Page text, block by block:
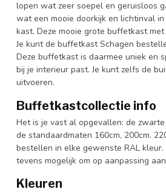
lopen wat zeer soepel en geruisloos
wat een mooie doorkijk en lichtinval
kast. Deze mooie grote buffetkast
Je kunt de buffetkast Schagen
Deze buffetkast is daarmee uniek en
bij je interieur past. Je kunt zelfs de
uitvoeren.
Buffetkastcollectie info
Het is je vast al opgevallen: de
de standaardmaten 160cm, 200cm.
bestellen in elke gewenste RAL
tevens mogelijk om op aanpassing
Kleuren